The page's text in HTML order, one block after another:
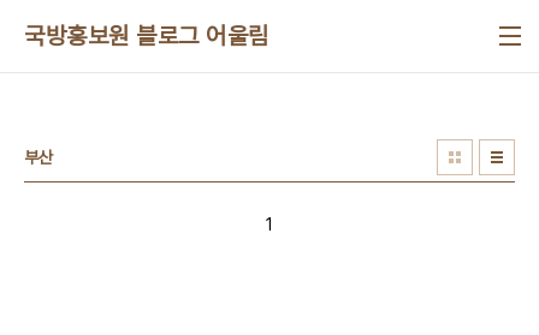
국방홍보원 블로그 어울림
부산
1